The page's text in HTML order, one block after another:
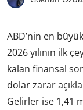
ABD’nin en
2026 yılının ilk
kalan finansal
dolar zarar
Gelirler ise 1,41